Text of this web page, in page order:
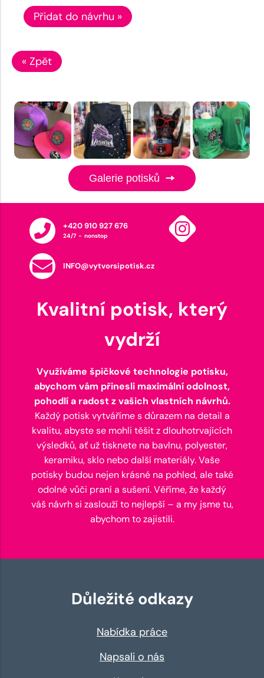
Přidat do návrhu »
« Zpět
Galerie potisků
+420 910 927 676
24/7 - nonstop
INFO@vytvorsipotisk.cz
Kvalitní potisk, který
vydrží
Využíváme špičkové technologie potisku,
abychom vám přinesli maximální odolnost,
pohodlí a radost z vašich vlastních návrhů.
Každý potisk vytváříme s důrazem na detail a
kvalitu, abyste se mohli těšit z dlouhotrvajících
výsledků, ať už tisknete na bavlnu, polyester,
keramiku, sklo nebo další materiály. Vaše
potisky budou nejen krásné na pohled, ale také
odolné vůči praní a sušení. Věříme, že každý
váš návrh si zaslouží to nejlepší – a my jsme tu,
abychom to zajistili.
Důležité odkazy
Nabídka práce
Napsali o nás